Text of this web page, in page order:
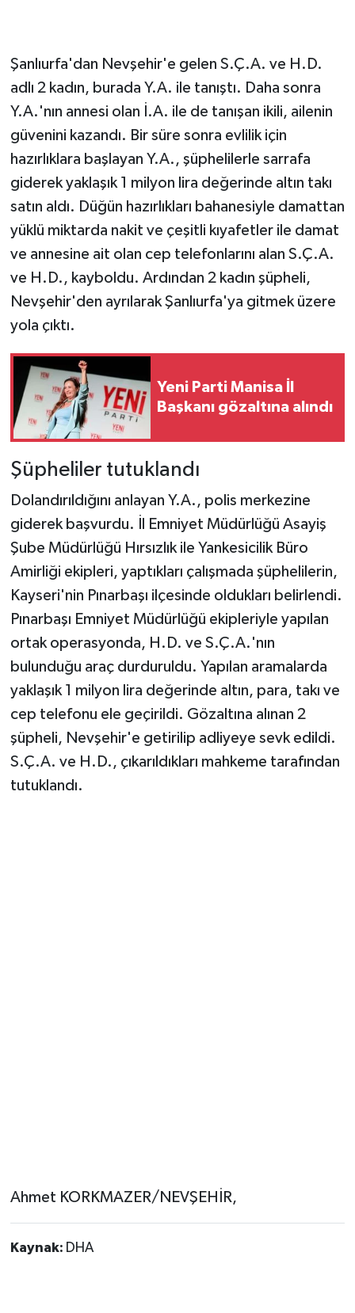
Şanlıurfa'dan Nevşehir'e gelen S.Ç.A. ve H.D.
adlı 2 kadın, burada Y.A. ile tanıştı. Daha sonra
Y.A.'nın annesi olan İ.A. ile de tanışan ikili, ailenin
güvenini kazandı. Bir süre sonra evlilik için
hazırlıklara başlayan Y.A., şüphelilerle sarrafa
giderek yaklaşık 1 milyon lira değerinde altın takı
satın aldı. Düğün hazırlıkları bahanesiyle damattan
yüklü miktarda nakit ve çeşitli kıyafetler ile damat
ve annesine ait olan cep telefonlarını alan S.Ç.A.
ve H.D., kayboldu. Ardından 2 kadın şüpheli,
Nevşehir'den ayrılarak Şanlıurfa'ya gitmek üzere
yola çıktı.
Yeni Parti Manisa İl
Başkanı gözaltına alındı
Şüpheliler tutuklandı
Dolandırıldığını anlayan Y.A., polis merkezine
giderek başvurdu. İl Emniyet Müdürlüğü Asayiş
Şube Müdürlüğü Hırsızlık ile Yankesicilik Büro
Amirliği ekipleri, yaptıkları çalışmada şüphelilerin,
Kayseri'nin Pınarbaşı ilçesinde oldukları belirlendi.
Pınarbaşı Emniyet Müdürlüğü ekipleriyle yapılan
ortak operasyonda, H.D. ve S.Ç.A.'nın
bulunduğu araç durduruldu. Yapılan aramalarda
yaklaşık 1 milyon lira değerinde altın, para, takı ve
cep telefonu ele geçirildi. Gözaltına alınan 2
şüpheli, Nevşehir'e getirilip adliyeye sevk edildi.
S.Ç.A. ve H.D., çıkarıldıkları mahkeme tarafından
tutuklandı.
Ahmet KORKMAZER/NEVŞEHİR,
Kaynak: DHA